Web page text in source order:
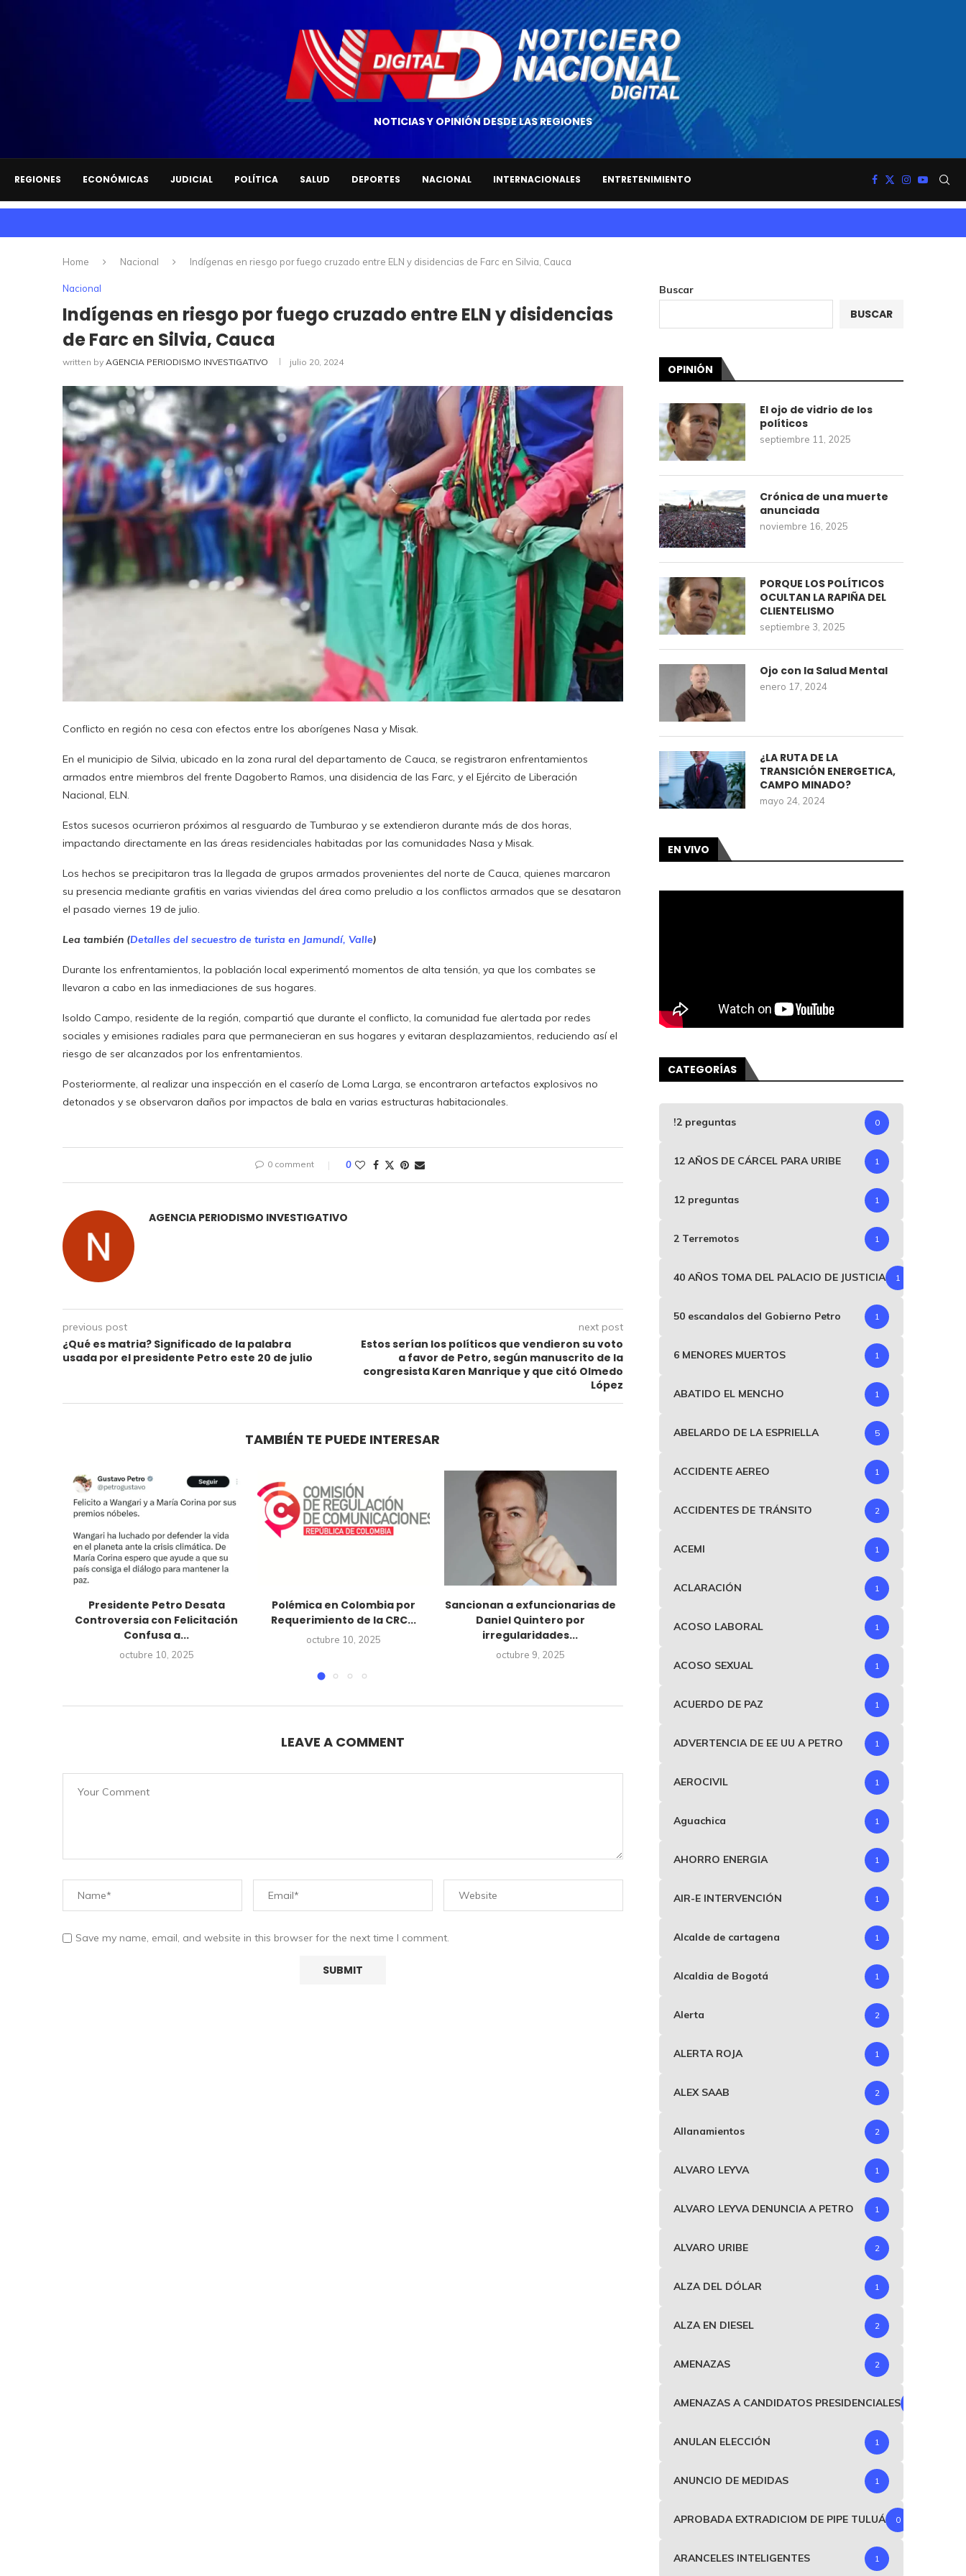
NOTICIAS Y OPINIÓN DESDE LAS REGIONES
REGIONES ECONÓMICAS JUDICIAL POLÍTICA SALUD DEPORTES NACIONAL INTERNACIONALES ENTRETENIMIENTO
Home Nacional Indígenas en riesgo por fuego cruzado entre ELN y disidencias de Farc en Silvia, Cauca
Nacional
Indígenas en riesgo por fuego cruzado entre ELN y disidencias
de Farc en Silvia, Cauca
written by AGENCIA PERIODISMO INVESTIGATIVO julio 20, 2024
Conflicto en región no cesa con efectos entre los aborígenes Nasa y Misak.
En el municipio de Silvia, ubicado en la zona rural del departamento de Cauca, se registraron enfrentamientos
armados entre miembros del frente Dagoberto Ramos, una disidencia de las Farc, y el Ejército de Liberación
Nacional, ELN.
Estos sucesos ocurrieron próximos al resguardo de Tumburao y se extendieron durante más de dos horas,
impactando directamente en las áreas residenciales habitadas por las comunidades Nasa y Misak.
Los hechos se precipitaron tras la llegada de grupos armados provenientes del norte de Cauca, quienes marcaron
su presencia mediante grafitis en varias viviendas del área como preludio a los conflictos armados que se desataron
el pasado viernes 19 de julio.
Lea también (Detalles del secuestro de turista en Jamundí, Valle)
Durante los enfrentamientos, la población local experimentó momentos de alta tensión, ya que los combates se
llevaron a cabo en las inmediaciones de sus hogares.
Isoldo Campo, residente de la región, compartió que durante el conflicto, la comunidad fue alertada por redes
sociales y emisiones radiales para que permanecieran en sus hogares y evitaran desplazamientos, reduciendo así el
riesgo de ser alcanzados por los enfrentamientos.
Posteriormente, al realizar una inspección en el caserío de Loma Larga, se encontraron artefactos explosivos no
detonados y se observaron daños por impactos de bala en varias estructuras habitacionales.
0 comment 0
AGENCIA PERIODISMO INVESTIGATIVO
previous post
¿Qué es matria? Significado de la palabra
usada por el presidente Petro este 20 de julio
next post
Estos serían los políticos que vendieron su voto
a favor de Petro, según manuscrito de la
congresista Karen Manrique y que citó Olmedo
López
TAMBIÉN TE PUEDE INTERESAR
Presidente Petro Desata
Controversia con Felicitación
Confusa a...
octubre 10, 2025
Polémica en Colombia por
Requerimiento de la CRC...
octubre 10, 2025
Sancionan a exfuncionarias de
Daniel Quintero por
irregularidades...
octubre 9, 2025
En nueva carta al Presidente
Petro, Alvaro Leyva...
Escándalo de
sacude la elección de
Vladimir...
abril 26, 2025
LEAVE A COMMENT
Save my name, email, and website in this browser for the next time I comment.
Buscar
BUSCAR
OPINIÓN
El ojo de vidrio de los
políticos
septiembre 11, 2025
Crónica de una muerte
anunciada
noviembre 16, 2025
PORQUE LOS POLÍTICOS
OCULTAN LA RAPIÑA DEL
CLIENTELISMO
septiembre 3, 2025
Ojo con la Salud Mental
enero 17, 2024
¿LA RUTA DE LA
TRANSICIÓN ENERGETICA,
CAMPO MINADO?
mayo 24, 2024
EN VIVO
CATEGORÍAS
!2 preguntas 0
12 AÑOS DE CÁRCEL PARA URIBE 1
12 preguntas 1
2 Terremotos 1
40 AÑOS TOMA DEL PALACIO DE JUSTICIA 1
50 escandalos del Gobierno Petro 1
6 MENORES MUERTOS 1
ABATIDO EL MENCHO 1
ABELARDO DE LA ESPRIELLA 5
ACCIDENTE AEREO 1
ACCIDENTES DE TRÁNSITO 2
ACEMI 1
ACLARACIÓN 1
ACOSO LABORAL 1
ACOSO SEXUAL 1
ACUERDO DE PAZ 1
ADVERTENCIA DE EE UU A PETRO 1
AEROCIVIL 1
Aguachica 1
AHORRO ENERGIA 1
AIR-E INTERVENCIÓN 1
Alcalde de cartagena 1
Alcaldia de Bogotá 1
Alerta 2
ALERTA ROJA 1
ALEX SAAB 2
Allanamientos 2
ALVARO LEYVA 1
ALVARO LEYVA DENUNCIA A PETRO 1
ALVARO URIBE 2
ALZA DEL DÓLAR 1
ALZA EN DIESEL 2
AMENAZAS 2
AMENAZAS A CANDIDATOS PRESIDENCIALES
ANULAN ELECCIÓN 1
ANUNCIO DE MEDIDAS 1
APROBADA EXTRADICIOM DE PIPE TULUÁ 0
ARANCELES INTELIGENTES 1